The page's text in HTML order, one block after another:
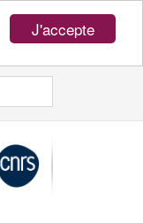
J'accepte